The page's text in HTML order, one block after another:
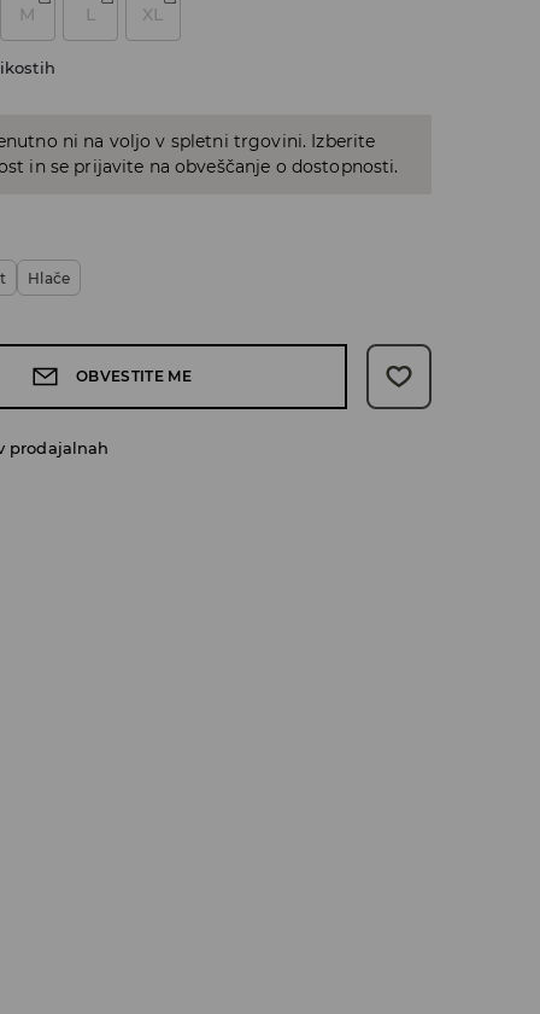
M L XL
ni na voljo v spletni trgovini. Izberite
in se prijavite na obveščanje o dostopnosti.
Hlače
OBVESTITE ME
prodajalnah